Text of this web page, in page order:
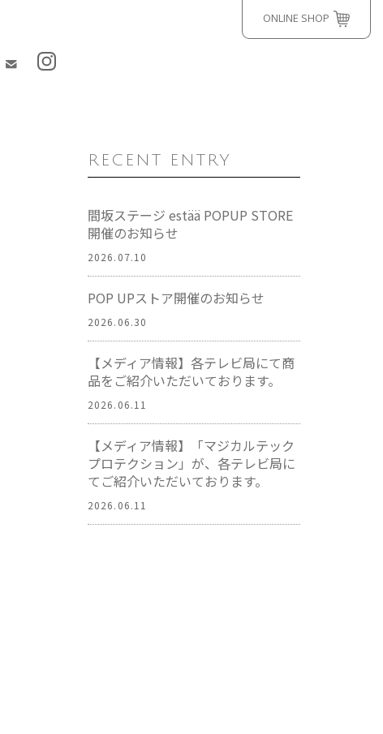
ONLINE SHOP
RECENT ENTRY
間坂ステージ estää POPUP STORE
開催のお知らせ
2026.07.10
POP UPストア開催のお知らせ
2026.06.30
【メディア情報】各テレビ局にて商
品をご紹介いただいております。
2026.06.11
【メディア情報】「マジカルテック
プロテクション」が、各テレビ局に
てご紹介いただいております。
2026.06.11